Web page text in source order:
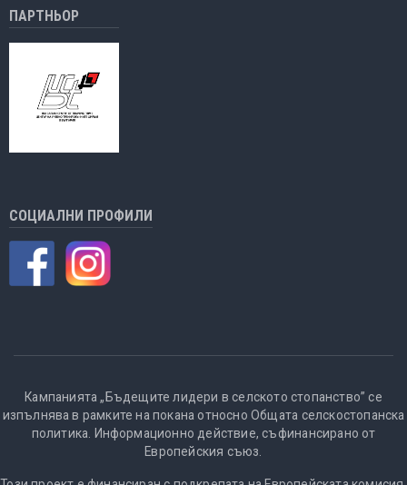
ПАРТНЬОР
СОЦИАЛНИ ПРОФИЛИ
Кампанията „Бъдещите лидери в селското стопанство” се
изпълнява в рамките на покана относно Общата селскостопанска
политика. Информационно действие, съфинансирано от
Европейския съюз.